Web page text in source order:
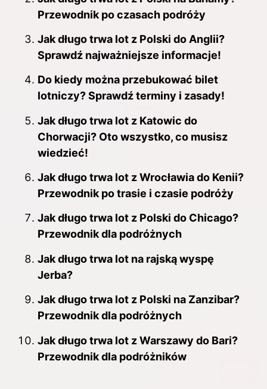
Przewodnik po czasach podróży
Jak długo trwa lot z Polski do Anglii?
Sprawdź najważniejsze informacje!
Do kiedy można przebukować bilet
lotniczy? Sprawdź terminy i zasady!
Jak długo trwa lot z Katowic do
Chorwacji? Oto wszystko, co musisz
wiedzieć!
Jak długo trwa lot z Wrocławia do Kenii?
Przewodnik po trasie i czasie podróży
Jak długo trwa lot z Polski do Chicago?
Przewodnik dla podróżnych
Jak długo trwa lot na rajską wyspę
Jerba?
Jak długo trwa lot z Polski na Zanzibar?
Przewodnik dla podróżnych
Jak długo trwa lot z Warszawy do Bari?
Przewodnik dla podróżników